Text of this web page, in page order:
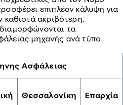
επιπλέον κάλυψη για
καθιστά ακριβότερη.
τα
μηχανής ανά τύπο
Ασφάλειας
Θεσσαλονίκη Επαρχία